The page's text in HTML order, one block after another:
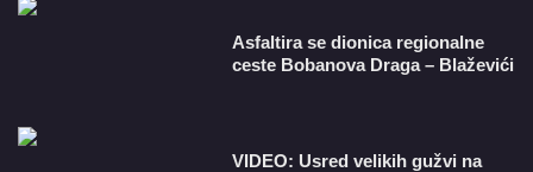
Asfaltira se dionica regionalne
ceste Bobanova Draga – Blaževići
VIDEO: Usred velikih gužvi na